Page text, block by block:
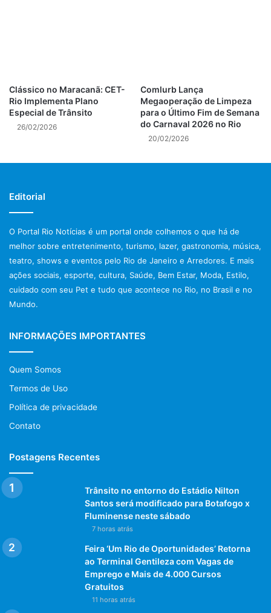
A educação financeira conscientiza as pessoas sobre a
importância do planejamento para que desenvolvam uma
sobre finanças e consumo que promovam o seu bem-
– Quando o consumidor entende os
fatores que influenciam suas
com suas necessidades de longo
aumento do hábito de poupar, um
importante pilar da educação
financeira – destaca Renata
Serviço
Atendimento de renegociação de dívidas e ao
Local: Prédio Principal da Prefeitura do Rio – Rua Afonso
Cavalcanti, 455, – Cidade Nova
(Agência 1.745 com distribuição de senhas até as 15h)
Clássico no Maracanã: CET-
Rio Implementa Plano
Especial de Trânsito
26/02/2026
Comlurb Lança
Megaoperação de Limpeza
para o Último Fim de Semana
do Carnaval 2026 no Rio
20/02/2026
Editorial
O Portal Rio Notícias é um portal onde colhemos o que há de
melhor sobre entretenimento, turismo, lazer, gastronomia, música,
teatro, shows e eventos pelo Rio de Janeiro e Arredores. E mais
ações sociais, esporte, cultura, Saúde, Bem Estar, Moda, Estilo,
cuidado com seu Pet e tudo que acontece no Rio, no Brasil e no
Mundo.
INFORMAÇÕES IMPORTANTES
Quem Somos
Termos de Uso
Política de privacidade
Contato
Postagens Recentes
Trânsito no entorno do Estádio Nilton
Santos será modificado para Botafogo x
Fluminense neste sábado
7 horas atrás
Feira ‘Um Rio de Oportunidades’ Retorna
ao Terminal Gentileza com Vagas de
Emprego e Mais de 4.000 Cursos
Gratuitos
11 horas atrás